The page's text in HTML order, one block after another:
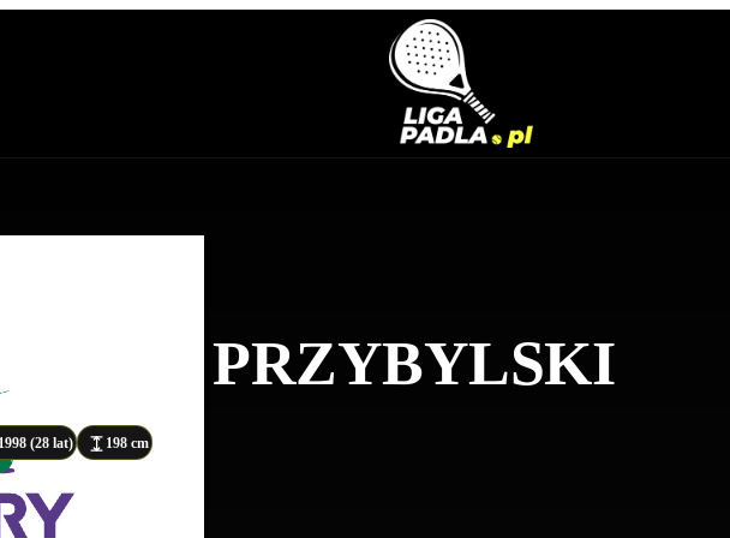
PRZYBYLSKI
(28 lat) 198 cm